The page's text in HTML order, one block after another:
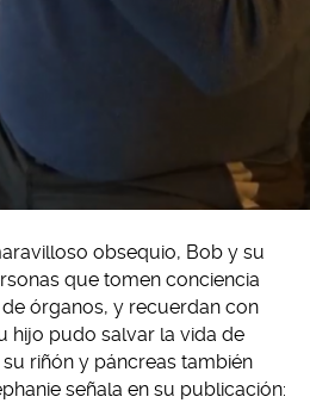
obsequio, Bob y su
que tomen conciencia
órganos, y recuerdan con
hijo pudo salvar la vida de
riñón y páncreas también
señala en su publicación: